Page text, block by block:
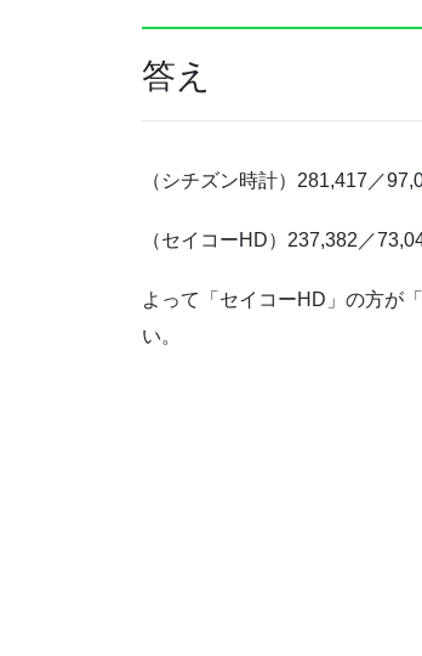
答え
（シチズン時計）281,417／
（セイコーHD）237,382／
よって「セイコーHD」の方が
い。